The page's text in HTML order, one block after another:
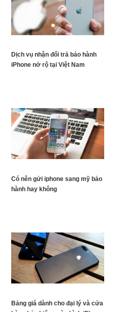
Dịch vụ nhận đổi trả bảo hành
iPhone nở rộ tại Việt Nam
Có nên gửi iphone sang mỹ bảo
hành hay không
Bảng giá dành cho đại lý và cửa